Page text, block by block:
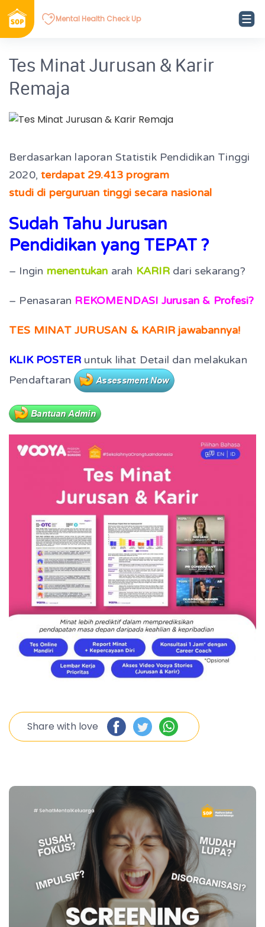
Mental Health Check Up
Tes Minat Jurusan & Karir
Remaja
Berdasarkan laporan Statistik Pendidikan Tinggi
2020,terdapat 29.413 program
studi di perguruan tinggi secara nasional
Sudah Tahu Jurusan
Pendidikan yang TEPAT ?
– Ingin menentukan arah KARIRdari sekarang?
– Penasaran REKOMENDASI Jurusan & Profesi?
TES MINAT JURUSAN & KARIR jawabannya!
KLIK POSTER untuk lihat Detail dan melakukan
Pendaftaran
Share with love